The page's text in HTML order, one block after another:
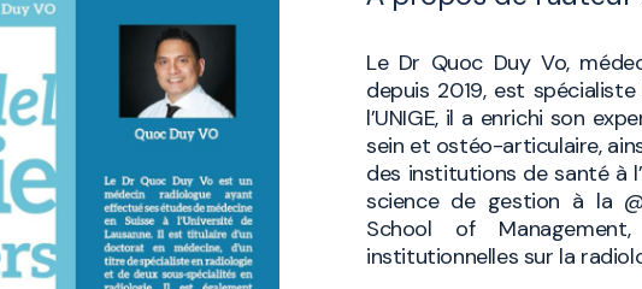
Le Dr Quoc Duy Vo,
depuis 2019, est
l’UNIGE, il a enrichi son
sein et ostéo-articulaire,
des institutions de santé à
science de gestion à la
School of
institutionnelles sur la